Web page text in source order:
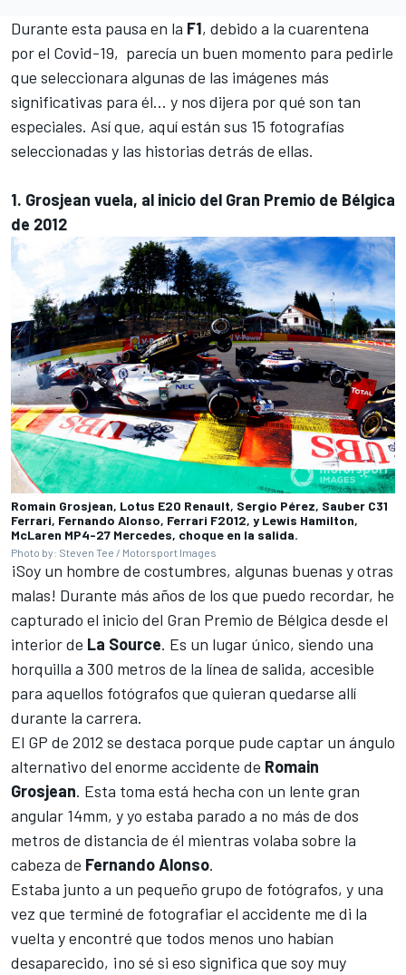
Durante esta pausa en la F1, debido a la cuarentena
por el Covid-19, parecía un buen momento para pedirle
que seleccionara algunas de las imágenes más
significativas para él... y nos dijera por qué son tan
especiales. Así que, aquí están sus 15 fotografías
seleccionadas y las historias detrás de ellas.
1. Grosjean vuela, al inicio del Gran Premio de Bélgica
de 2012
Romain Grosjean, Lotus E20 Renault, Sergio Pérez, Sauber C31
Ferrari, Fernando Alonso, Ferrari F2012, y Lewis Hamilton,
McLaren MP4-27 Mercedes, choque en la salida.
Photo by: Steven Tee / Motorsport Images
¡Soy un hombre de costumbres, algunas buenas y otras
malas! Durante más años de los que puedo recordar, he
capturado el inicio del Gran Premio de Bélgica desde el
interior de La Source. Es un lugar único, siendo una
horquilla a 300 metros de la línea de salida, accesible
para aquellos fotógrafos que quieran quedarse allí
durante la carrera.
El GP de 2012 se destaca porque pude captar un ángulo
alternativo del enorme accidente de Romain
Grosjean. Esta toma está hecha con un lente gran
angular 14mm, y yo estaba parado a no más de dos
metros de distancia de él mientras volaba sobre la
cabeza de Fernando Alonso.
Estaba junto a un pequeño grupo de fotógrafos, y una
vez que terminé de fotografiar el accidente me di la
vuelta y encontré que todos menos uno habían
desaparecido, ¡no sé si eso significa que soy muy